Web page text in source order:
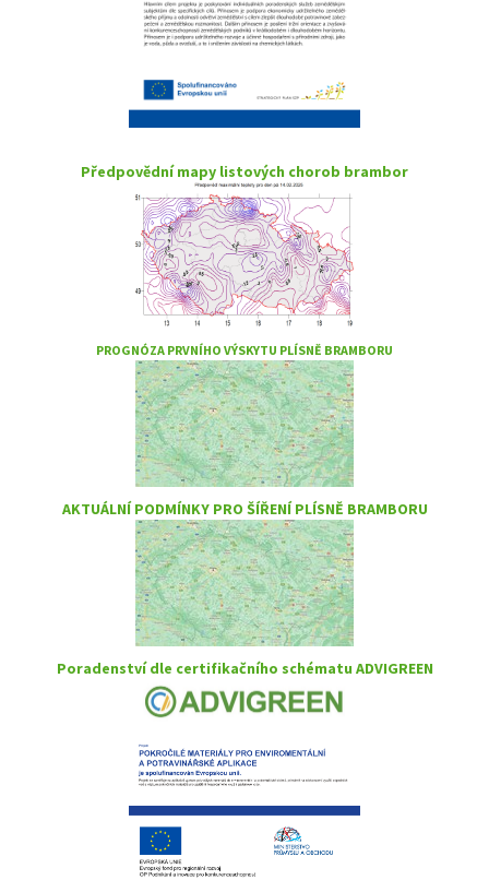
Předpovědní mapy listových chorob brambor
PROGNÓZA PRVNÍHO VÝSKYTU PLÍSNĚ BRAMBORU
AKTUÁLNÍ PODMÍNKY PRO ŠÍŘENÍ PLÍSNĚ BRAMBORU
Poradenství dle certifikačního schématu ADVIGREEN